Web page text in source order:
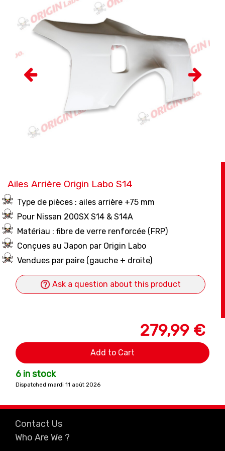
Ailes Arrière Origin Labo S14
Type de pièces : ailes arrière +75 mm
Pour Nissan 200SX S14 & S14A
Matériau : fibre de verre renforcée (FRP)
Conçues au Japon par Origin Labo
Vendues par paire (gauche + droite)
Ask a question about this product
279,99 €
Add to Cart
6 in stock
Dispatched mardi 11 août 2026
Contact Us
Who Are We ?